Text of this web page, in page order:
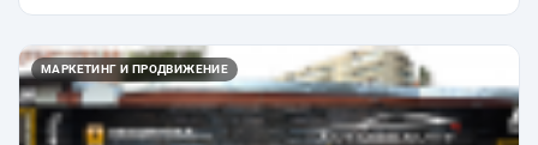
МАРКЕТИНГ И ПРОДВИЖЕНИЕ